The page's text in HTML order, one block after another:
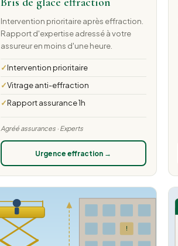
Intervention prioritaire après effraction.
Rapport d'expertise adressé à votre
assureur en moins d'une heure.
Intervention prioritaire
Vitrage anti-effraction
Rapport assurance 1h
Agréé assurances · Experts
Urgence effraction →